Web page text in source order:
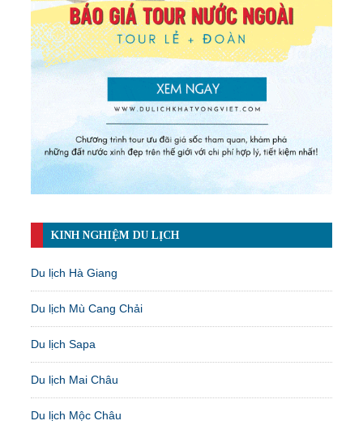
KINH NGHIỆM DU LỊCH
Du lịch Hà Giang
Du lịch Mù Cang Chải
Du lịch Sapa
Du lịch Mai Châu
Du lịch Mộc Châu